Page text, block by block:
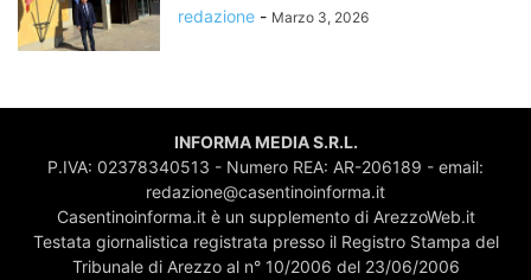
redazione - Marzo 3, 2026
INFORMA MEDIA S.R.L.
P.IVA: 02378340513 - Numero REA: AR-206189 - email:
redazione@casentinoinforma.it
Casentinoinforma.it è un supplemento di ArezzoWeb.it
Testata giornalistica registrata presso il Registro Stampa del
Tribunale di Arezzo al n° 10/2006 del 23/06/2006